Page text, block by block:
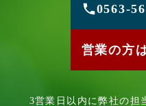
0563-
営業の方
3営業日以内に弊社の担